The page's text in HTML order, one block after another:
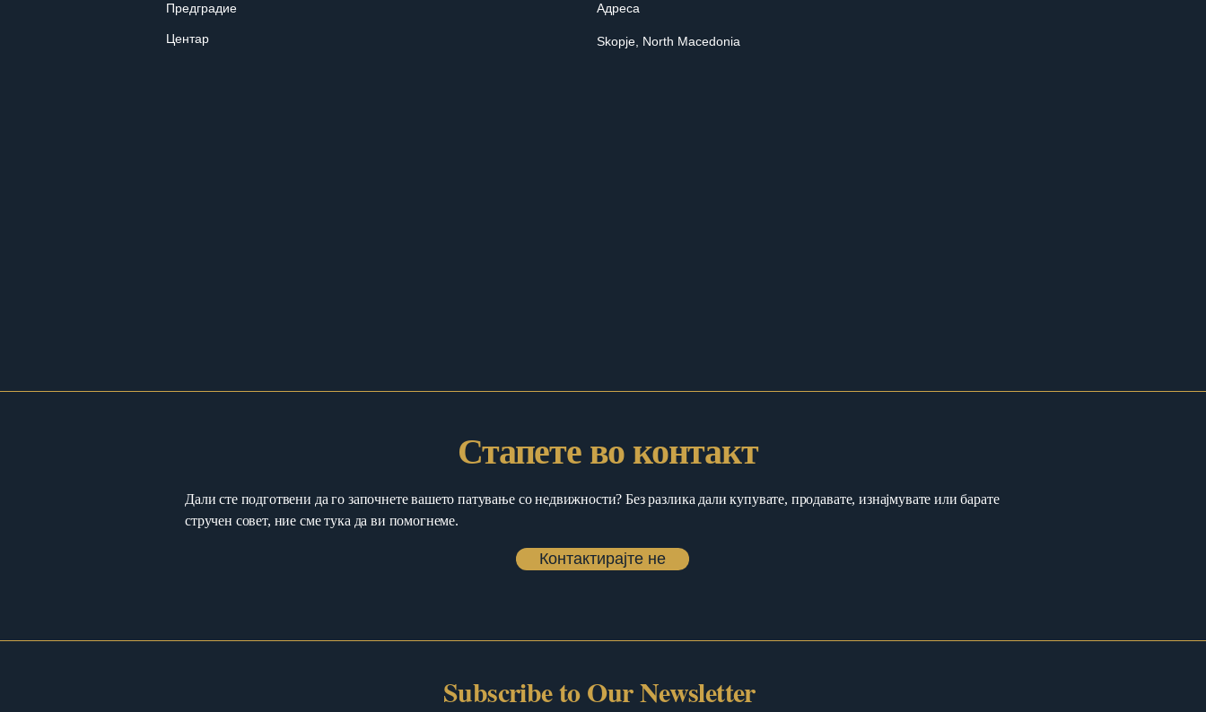
Предградие
Центар
Адреса
Skopje, North Macedonia
Стапете во контакт
Дали сте подготвени да го започнете вашето патување со недвижности? Без разлика дали купувате, продавате, изнајмувате или барате
стручен совет, ние сме тука да ви помогнеме.
Контактирајте не
Subscribe to Our Newsletter